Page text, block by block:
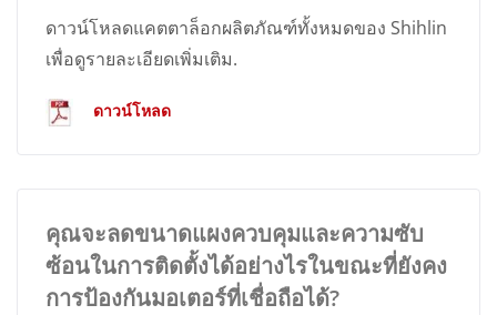
ดาวน์โหลดแคตตาล็อกผลิตภัณฑ์ทั้งหมดของ Shihlin
เพื่อดูรายละเอียดเพิ่มเติม.
ดาวน์โหลด
คุณจะลดขนาดแผงควบคุมและความซับ
ซ้อนในการติดตั้งได้อย่างไรในขณะที่ยังคง
การป้องกันมอเตอร์ที่เชื่อถือได้?